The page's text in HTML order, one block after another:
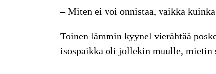
– Miten ei voi onnistaa, vaikka
Toinen lämmin kyynel vierähtää
isospaikka oli jollekin muulle, mietin